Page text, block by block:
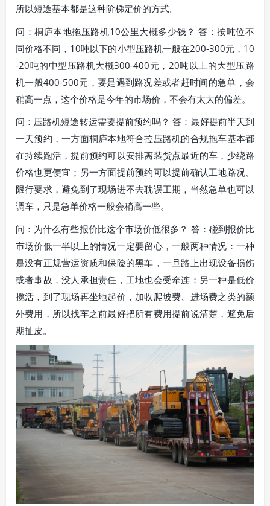
所以短途基本都是这种阶梯定价的方式。
问：桐庐本地拖压路机10公里大概多少钱？ 答：按吨位不
同价格不同，10吨以下的小型压路机一般在200-300元，10
-20吨的中型压路机大概300-400元，20吨以上的大型压路
机一般400-500元，要是遇到路况差或者赶时间的急单，会
稍高一点，这个价格是今年的市场价，不会有太大的偏差。
问：压路机短途转运需要提前预约吗？ 答：最好提前半天到
一天预约，一方面桐庐本地符合拉压路机的合规拖车基本都
在持续跑活，提前预约可以安排离装货点最近的车，少绕路
价格也更便宜；另一方面提前预约可以提前确认工地路况、
限行要求，避免到了现场进不去耽误工期，当然急单也可以
调车，只是急单价格一般会稍高一些。
问：为什么有些报价比这个市场价低很多？ 答：碰到报价比
市场价低一半以上的情况一定要留心，一般两种情况：一种
是没有正规营运资质和保险的黑车，一旦路上出现设备损伤
或者事故，没人承担责任，工地也会受牵连；另一种是低价
揽活，到了现场再坐地起价，加收爬坡费、进场费之类的额
外费用，所以找车之前最好把所有费用提前说清楚，避免后
期扯皮。